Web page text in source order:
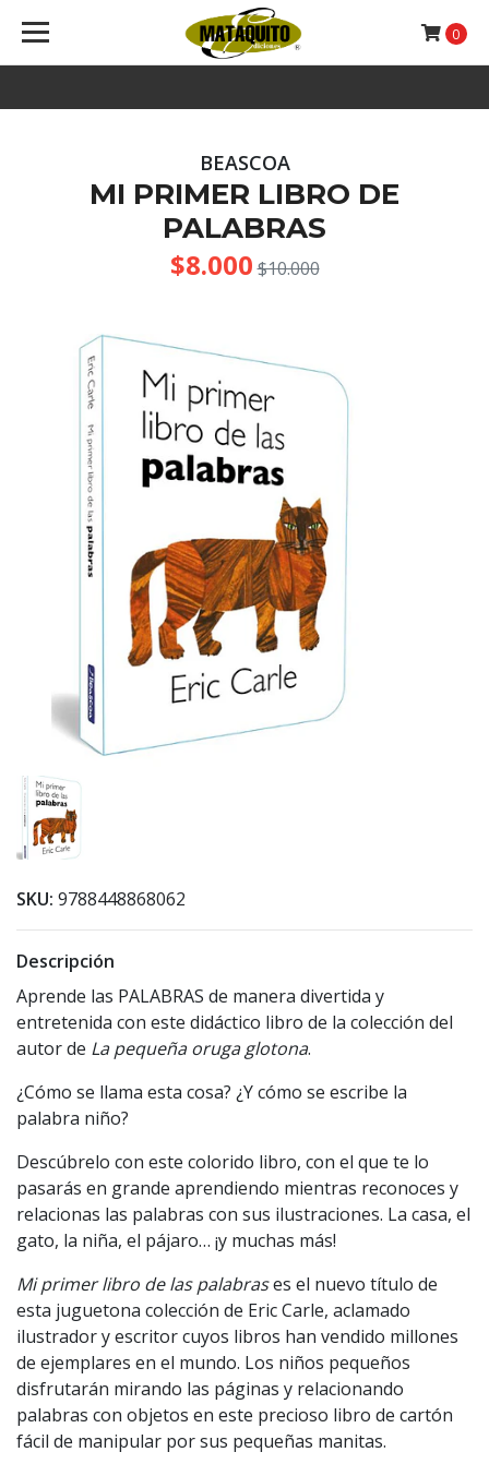
0
BEASCOA
MI PRIMER LIBRO DE
PALABRAS
$8.000 $10.000
SKU: 9788448868062
Descripción
Aprende las PALABRAS de manera divertida y
entretenida con este didáctico libro de la colección del
autor de La pequeña oruga glotona.
¿Cómo se llama esta cosa? ¿Y cómo se escribe la
palabra niño?
Descúbrelo con este colorido libro, con el que te lo
pasarás en grande aprendiendo mientras reconoces y
relacionas las palabras con sus ilustraciones. La casa, el
gato, la niña, el pájaro… ¡y muchas más!
Mi primer libro de las palabrases el nuevo título de
esta juguetona colección de Eric Carle, aclamado
ilustrador y escritor cuyos libros han vendido millones
de ejemplares en el mundo. Los niños pequeños
disfrutarán mirando las páginas y relacionando
palabras con objetos en este precioso libro de cartón
fácil de manipular por sus pequeñas manitas.